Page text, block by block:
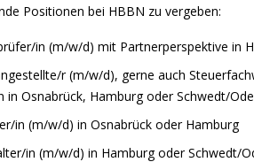
Positionen bei HBBN zu vergeben:
in (m/w/d) mit Partnerperspektive in
r (m/w/d), gerne auch
in Osnabrück, Hamburg oder Schwedt/
in (m/w/d) in Osnabrück oder Hamburg
in (m/w/d) in Hamburg oder Schwedt/